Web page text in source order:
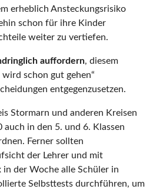
erheblich Ansteckungsrisiko
schon für ihre Kinder
weiter zu vertiefen.
auffordern, diesem
schon gut gehen“
entgegenzusetzen.
Stormarn und anderen Kreisen
in den 5. und 6. Klassen
Ferner sollten
der Lehrer und mit
der Woche alle Schüler in
Selbsttests durchführen, um